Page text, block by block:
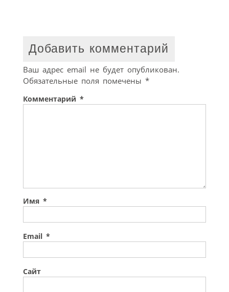
Добавить комментарий
Ваш адрес email не будет опубликован.
Обязательные поля помечены *
Комментарий *
Имя *
Email *
Сайт